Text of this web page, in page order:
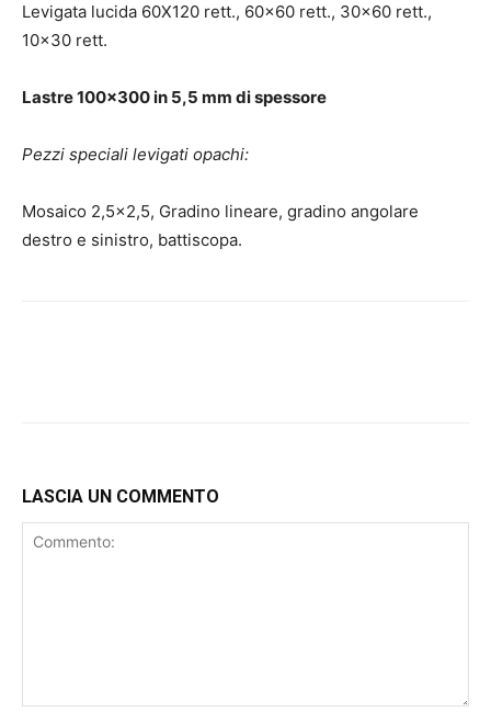
Levigata lucida 60X120 rett., 60×60 rett., 30×60 rett.,
10×30 rett.
Lastre 100×300 in 5,5 mm di spessore
Pezzi speciali levigati opachi:
Mosaico 2,5×2,5, Gradino lineare, gradino angolare
destro e sinistro, battiscopa.
LASCIA UN COMMENTO